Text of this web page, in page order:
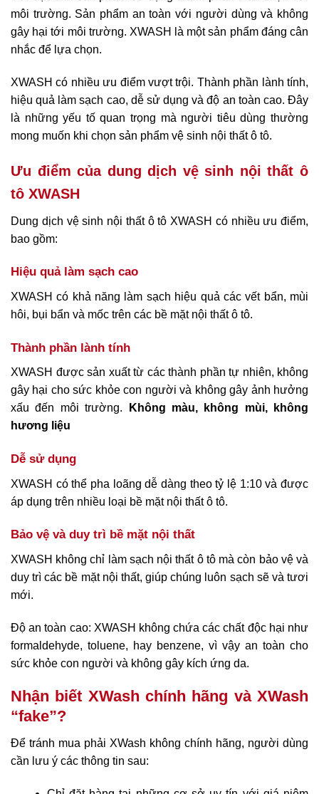
môi trường. Sản phẩm an toàn với người dùng và không
gây hại tới môi trường. XWASH là một sản phẩm đáng cân
nhắc để lựa chọn.
XWASH có nhiều ưu điểm vượt trội. Thành phần lành tính,
hiệu quả làm sạch cao, dễ sử dụng và độ an toàn cao. Đây
là những yếu tố quan trọng mà người tiêu dùng thường
mong muốn khi chọn sản phẩm vệ sinh nội thất ô tô.
Ưu điểm của dung dịch vệ sinh nội thất ô
tô XWASH
Dung dịch vệ sinh nội thất ô tô XWASH có nhiều ưu điểm,
bao gồm:
Hiệu quả làm sạch cao
XWASH có khả năng làm sạch hiệu quả các vết bẩn, mùi
hôi, bụi bẩn và mốc trên các bề mặt nội thất ô tô.
Thành phần lành tính
XWASH được sản xuất từ các thành phần tự nhiên, không
gây hại cho sức khỏe con người và không gây ảnh hưởng
xấu đến môi trường.
Không màu, không mùi, không
hương liệu
Dễ sử dụng
XWASH có thể pha loãng dễ dàng theo tỷ lệ 1:10 và được
áp dụng trên nhiều loại bề mặt nội thất ô tô.
Bảo vệ và duy trì bề mặt nội thất
XWASH không chỉ làm sạch nội thất ô tô mà còn bảo vệ và
duy trì các bề mặt nội thất, giúp chúng luôn sạch sẽ và tươi
mới.
Độ an toàn cao: XWASH không chứa các chất độc hại như
formaldehyde, toluene, hay benzene, vì vậy an toàn cho
sức khỏe con người và không gây kích ứng da.
Nhận biết XWash chính hãng và XWash
“fake”?
Để tránh mua phải XWash không chính hãng, người dùng
cần lưu ý các thông tin sau: